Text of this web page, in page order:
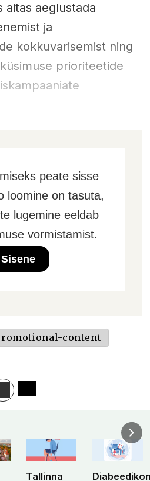
aitas aeglustada
ja
kokkuvarisemist ning
prioriteetide
peate sisse
loomine on tasuta,
lugemine eeldab
vormistamist.
Sisene
content
Tallinna